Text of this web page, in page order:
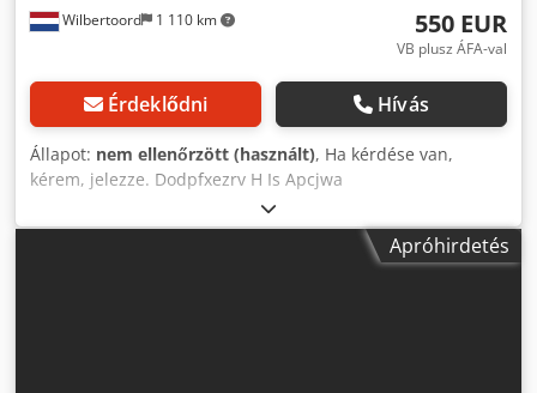
Wilbertoord 1 110 km 550 EUR
VB plusz ÁFA-val
Érdeklődni Hívás
Állapot: nem ellenőrzött (használt), Ha kérdése van,
kérem, jelezze. Dodpfxezrv H Is Apcjwa
Apróhirdetés